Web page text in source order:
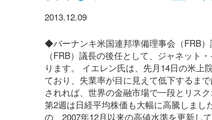
2013.12.09
◆バーナンキ米国連邦準備理事会（FRB
（FRB）議長の後任として、ジャネット
ります。 イエレン氏は、先月14日の米上
ており、失業率が目に見えて低下するま
されれば、世界の金融市場で一段とリス
第2週は日経平均株価も大幅に高騰しま
の、2007年12月以来の高値水準を更新し